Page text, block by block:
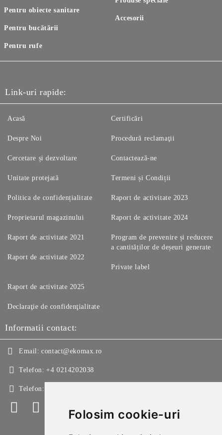
Folosim cookie-uri
Pentru obiecte sanitare
Pentru bucătării
Pentru rufe
Accesorii
Link-uri rapide:
Acasă
Despre Noi
Cercetare și dezvoltare
Unitate protejată
Certificări
Procedură reclamaţii
Contactează-ne
Termeni și Condiții
Politica de confidențialitate
Proprietarul magazinului
Raport de activitate 2021
Raport de activitate 2022
Raport de activitate 2023
Raport de activitate 2024
Program de prevenire și reducere
a cantităților de deșeuri generate
Private label
Raport de activitate 2025
Declaraţie de confidenţialitate
Informatii contact:
Email: contact@ekomax.ro
Telefon: +4 0214202038
Telefon: